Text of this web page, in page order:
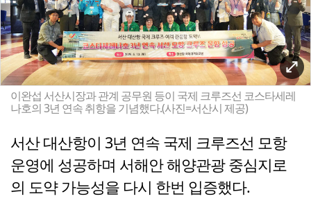
이완섭 서산시장과 관계 공무원 등이 국제 크루즈선 코스타세레
나호의 3년 연속 취항을 기념했다.(사진=서산시 제공)
서산 대산항이 3년 연속 국제 크루즈선 모항
운영에 성공하며 서해안 해양관광 중심지로
의 도약 가능성을 다시 한번 입증했다.